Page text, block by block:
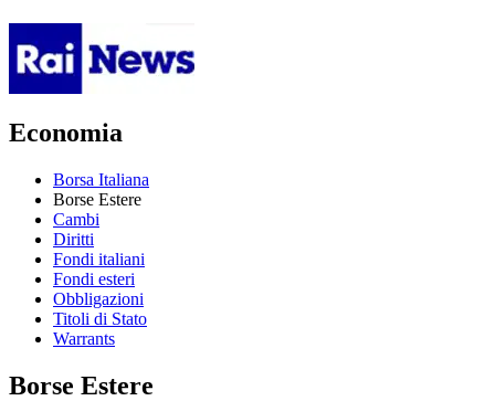
Economia
Borsa Italiana
Borse Estere
Cambi
Diritti
Fondi italiani
Fondi esteri
Obbligazioni
Titoli di Stato
Warrants
Borse Estere